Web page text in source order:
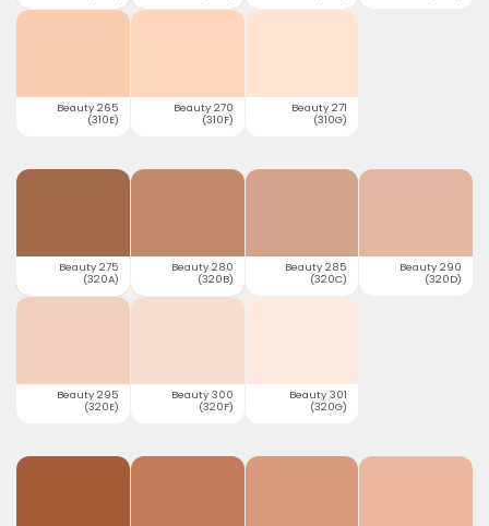
Beauty 265
(310E)
Beauty 270
(310F)
Beauty 271
(310G)
Beauty 275
(320A)
Beauty 280
(320B)
Beauty 285
(320C)
Beauty 290
(320D)
Beauty 295
(320E)
Beauty 300
(320F)
Beauty 301
(320G)